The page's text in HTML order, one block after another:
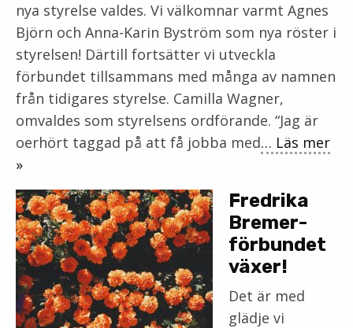
nya styrelse valdes. Vi välkomnar varmt Agnes
Björn och Anna-Karin Byström som nya röster i
styrelsen! Därtill fortsätter vi utveckla
förbundet tillsammans med många av namnen
från tidigares styrelse. Camilla Wagner,
omvaldes som styrelsens ordförande. “Jag är
oerhört taggad på att få jobba med… Läs mer
»
Fredrika
Bremer-
förbundet
växer!
Det är med
glädje vi